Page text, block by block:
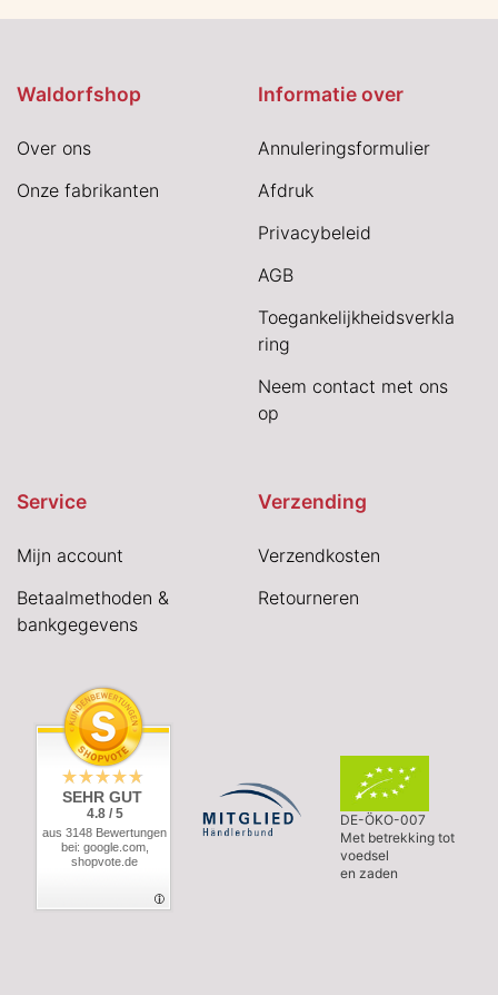
Waldorfshop
Over ons
Onze fabrikanten
Informatie over
Annuleringsformulier
Afdruk
Privacybeleid
AGB
Toegankelijkheidsverkla
ring
Neem contact met ons
op
Service
Mijn account
Betaalmethoden &
bankgegevens
Verzending
Verzendkosten
Retourneren
SEHR GUT
4.8 / 5
aus 3148 Bewertungen
bei: google.com,
shopvote.de
DE-ÖKO-007
Met betrekking tot
voedsel
en zaden